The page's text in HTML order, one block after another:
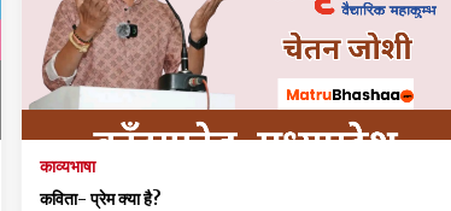
काव्यभाषा
कविता- प्रेम क्या है?